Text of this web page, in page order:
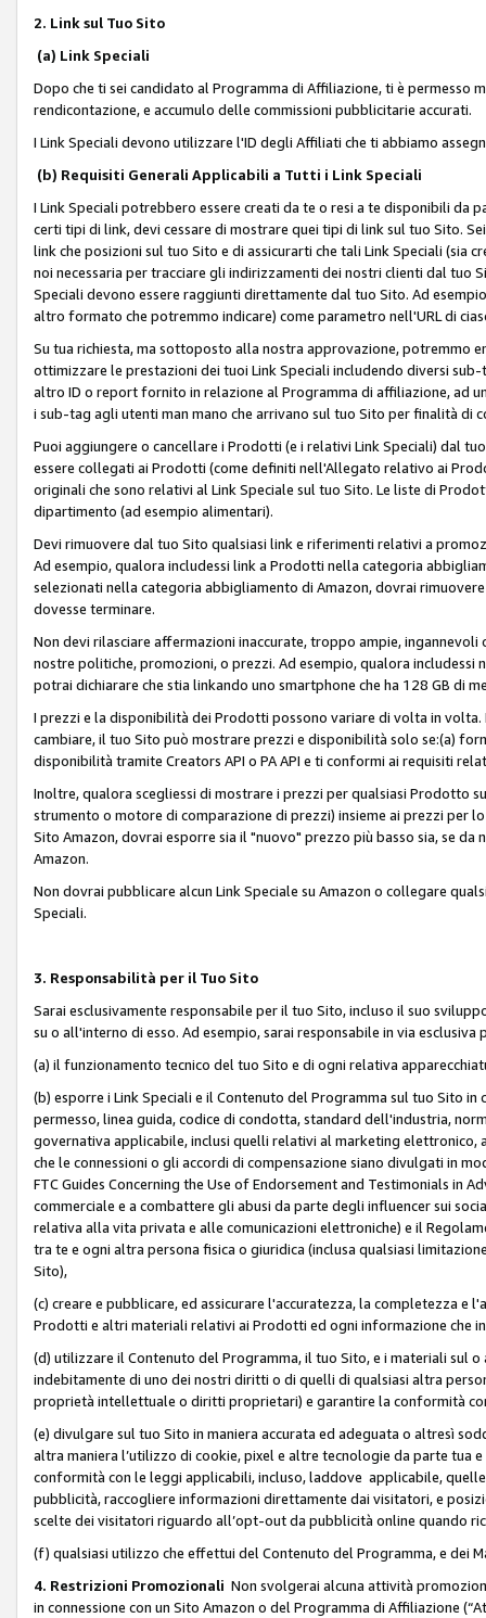
2. Link sul Tuo Sito
(a) Link Speciali
Dopo che ti sei candidato al Programma di Affiliazione, ti è permesso
rendicontazione, e accumulo delle commissioni pubblicitarie accurati.
I Link Speciali devono utilizzare l'ID degli Affiliati che ti abbiamo
(b) Requisiti Generali Applicabili a Tutti i Link Speciali
I Link Speciali potrebbero essere creati da te o resi a te disponibili
certi tipi di link, devi cessare di mostrare quei tipi di link sul tuo Sito.
link che posizioni sul tuo Sito e di assicurarti che tali Link Speciali
noi necessaria per tracciare gli indirizzamenti dei nostri clienti dal tuo
Speciali devono essere raggiunti direttamente dal tuo Sito. Ad
altro formato che potremmo indicare) come parametro nell'URL di
Su tua richiesta, ma sottoposto alla nostra approvazione,
ottimizzare le prestazioni dei tuoi Link Speciali includendo diversi sub-
altro ID o report fornito in relazione al Programma di affiliazione, ad
i sub-tag agli utenti man mano che arrivano sul tuo Sito per finalità
Puoi aggiungere o cancellare i Prodotti (e i relativi Link Speciali) dal
essere collegati ai Prodotti (come definiti nell'Allegato relativo ai
originali che sono relativi al Link Speciale sul tuo Sito. Le liste di
dipartimento (ad esempio alimentari).
Devi rimuovere dal tuo Sito qualsiasi link e riferimenti relativi a
Ad esempio, qualora includessi link a Prodotti nella categoria
selezionati nella categoria abbigliamento di Amazon, dovrai
dovesse terminare.
Non devi rilasciare affermazioni inaccurate, troppo ampie,
nostre politiche, promozioni, o prezzi. Ad esempio, qualora includessi
potrai dichiarare che stia linkando uno smartphone che ha 128 GB di
I prezzi e la disponibilità dei Prodotti possono variare di volta in
cambiare, il tuo Sito può mostrare prezzi e disponibilità solo se:(a)
disponibilità tramite Creators API o PA API e ti conformi ai requisiti
Inoltre, qualora scegliessi di mostrare i prezzi per qualsiasi Prodotto
strumento o motore di comparazione di prezzi) insieme ai prezzi
Sito Amazon, dovrai esporre sia il "nuovo" prezzo più basso sia, se
Amazon.
Non dovrai pubblicare alcun Link Speciale su Amazon o collegare
Speciali.
3. Responsabilità per il Tuo Sito
Sarai esclusivamente responsabile per il tuo Sito, incluso il suo
su o all'interno di esso. Ad esempio, sarai responsabile in via esclusiva
(a) il funzionamento tecnico del tuo Sito e di ogni relativa
(b) esporre i Link Speciali e il Contenuto del Programma sul tuo Sito in
permesso, linea guida, codice di condotta, standard dell'industria,
governativa applicabile, inclusi quelli relativi al marketing
che le connessioni o gli accordi di compensazione siano divulgati in
FTC Guides Concerning the Use of Endorsement and Testimonials in
commerciale e a combattere gli abusi da parte degli influencer sui
relativa alla vita privata e alle comunicazioni elettroniche) e il
tra te e ogni altra persona fisica o giuridica (inclusa qualsiasi
Sito),
(c) creare e pubblicare, ed assicurare l'accuratezza, la completezza
Prodotti e altri materiali relativi ai Prodotti ed ogni informazione che
(d) utilizzare il Contenuto del Programma, il tuo Sito, e i materiali sul
indebitamente di uno dei nostri diritti o di quelli di qualsiasi altra
proprietà intellettuale o diritti proprietari) e garantire la conformità
(e) divulgare sul tuo Sito in maniera accurata ed adeguata o altresì
altra maniera l’utilizzo di cookie, pixel e altre tecnologie da parte tua
conformità con le leggi applicabili, incluso, laddove applicabile,
pubblicità, raccogliere informazioni direttamente dai visitatori, e
scelte dei visitatori riguardo all’opt-out da pubblicità online quando
(f) qualsiasi utilizzo che effettui del Contenuto del Programma, e dei
4. Restrizioni Promozionali Non svolgerai alcuna attività
in connessione con un Sito Amazon o del Programma di Affiliazione